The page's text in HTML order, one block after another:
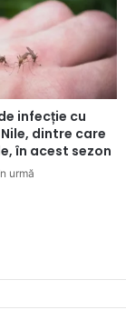
infecție cu
dintre care
în acest sezon
urmă